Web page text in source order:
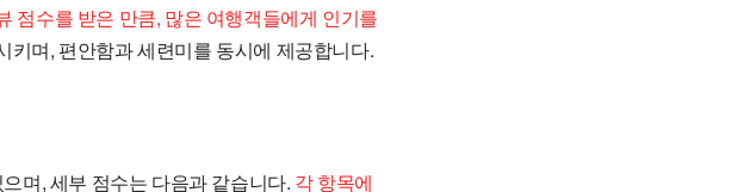
점수를 받은 만큼, 많은 여행객들에게 인기를
며, 편안함과 세련미를 동시에 제공합니다.
며, 세부 점수는 다음과 같습니다. 각 항목에